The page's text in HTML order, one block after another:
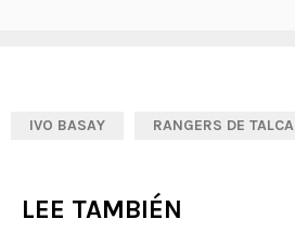
IVO BASAY RANGERS DE TALCA
LEE TAMBIÉN